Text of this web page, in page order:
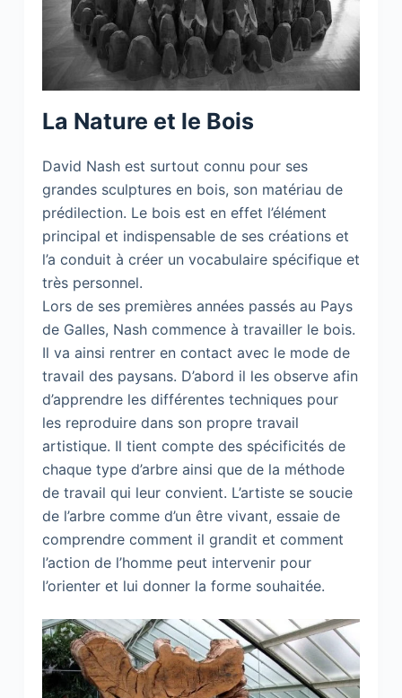
La Nature et le Bois
David Nash est surtout connu pour ses
grandes sculptures en bois, son matériau de
prédilection. Le bois est en effet l’élément
principal et indispensable de ses créations et
l’a conduit à créer un vocabulaire spécifique et
très personnel.
Lors de ses premières années passés au Pays
de Galles, Nash commence à travailler le bois.
Il va ainsi rentrer en contact avec le mode de
travail des paysans. D’abord il les observe afin
d’apprendre les différentes techniques pour
les reproduire dans son propre travail
artistique. Il tient compte des spécificités de
chaque type d’arbre ainsi que de la méthode
de travail qui leur convient. L’artiste se soucie
de l’arbre comme d’un être vivant, essaie de
comprendre comment il grandit et comment
l’action de l’homme peut intervenir pour
l’orienter et lui donner la forme souhaitée.